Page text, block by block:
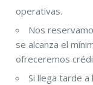
operativas.
Nos
se alcanza el
ofreceremos
Si llega tarde